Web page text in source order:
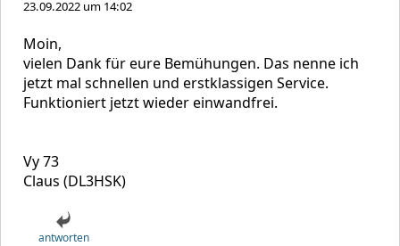
23.09.2022 um 14:02
Moin,
vielen Dank für eure Bemühungen. Das nenne ich
jetzt mal schnellen und erstklassigen Service.
Funktioniert jetzt wieder einwandfrei.
Vy 73
Claus (DL3HSK)
antworten